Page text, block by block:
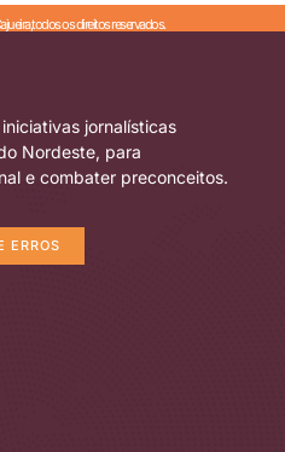
os direitos reservados.
jornalísticas
Nordeste, para
e combater preconceitos.
ERROS